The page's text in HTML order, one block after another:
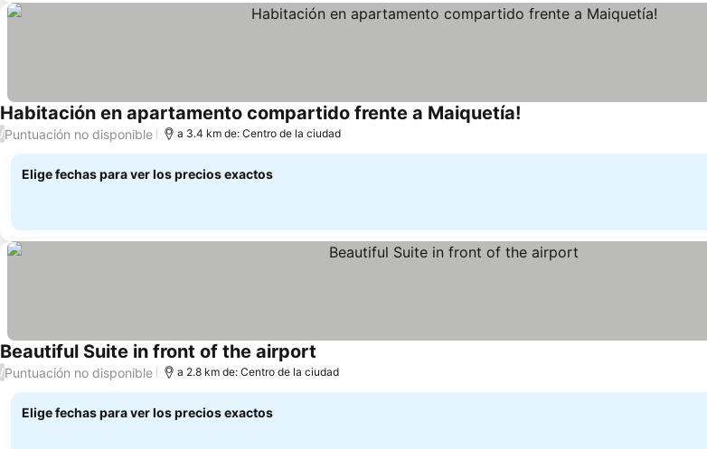
Habitación en apartamento compartido frente a Maiquetía!
/Puntuación no disponible a 3.4 km de: Centro de la ciudad
Elige fechas para ver los precios exactos
Beautiful Suite in front of the airport
/Puntuación no disponible a 2.8 km de: Centro de la ciudad
Elige fechas para ver los precios exactos